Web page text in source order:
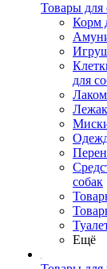
Товары для
Корм
для
собак
Ещё